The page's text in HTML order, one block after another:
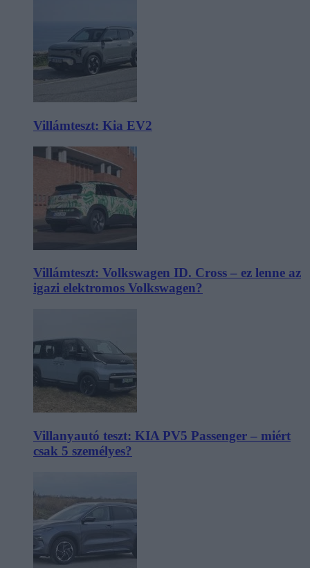
Villámteszt: Kia EV2
Villámteszt: Volkswagen ID. Cross – ez lenne az
igazi elektromos Volkswagen?
Villanyautó teszt: KIA PV5 Passenger – miért
csak 5 személyes?